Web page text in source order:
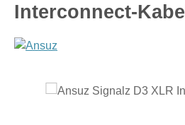
Interconnect-Kabel
Bildergalerie überspringen